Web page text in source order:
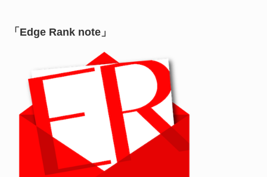
「Edge Rank note」